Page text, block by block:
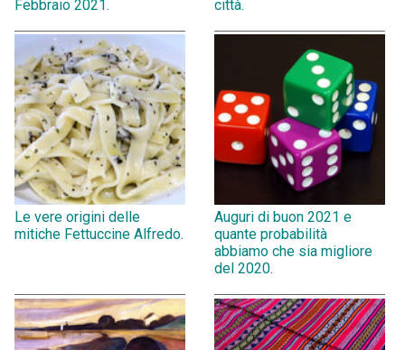
Febbraio 2021.
città.
Le vere origini delle
mitiche Fettuccine Alfredo.
Auguri di buon 2021 e
quante probabilità
abbiamo che sia migliore
del 2020.